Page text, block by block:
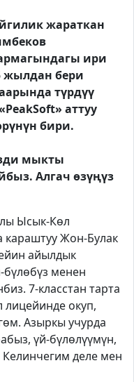
жараткан
ири
жылдан бери
түрдүү
PeakSoft» аттуу
бири.
мыкты
Алгач өзүңүз
Ысык-Көл
караштуу Жон-Булак
айылдык
бүлөбүз менен
7-класстан тарта
окуп,
Азыркы учурда
үй-бүлөлүүмүн,
деле мен